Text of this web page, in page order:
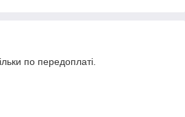
по передоплаті.